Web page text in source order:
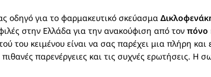
οδηγό για το φαρμακευτικό σκεύασμα
στην Ελλάδα για την ανακούφιση από τον πόνο
του κειμένου είναι να σας παρέχει μια πλήρη
παρενέργειες και τις συχνές ερωτήσεις.